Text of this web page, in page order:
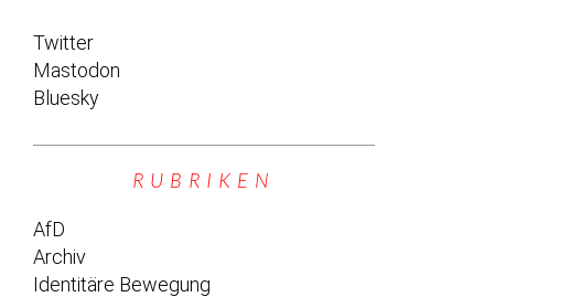
Twitter
Mastodon
Bluesky
RUBRIKEN
AfD
Archiv
Identitäre Bewegung